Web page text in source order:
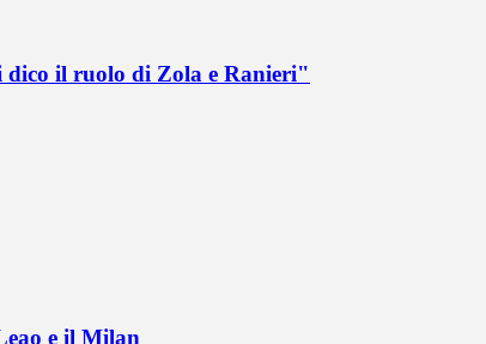
dico il ruolo di Zola e Ranieri"
e il Milan